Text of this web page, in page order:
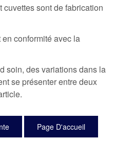
sont de fabrication
conformité avec la
soin, des variations dans la
se présenter entre deux